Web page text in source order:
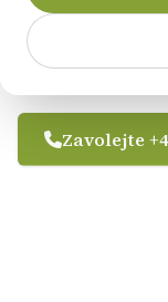
Přesně
přál.
Zavolejte